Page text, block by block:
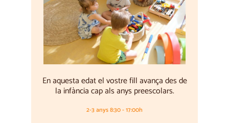
En aquesta edat el vostre fill avança des de
la infància cap als anys preescolars.
2-3 anys 8:30 - 17:00h